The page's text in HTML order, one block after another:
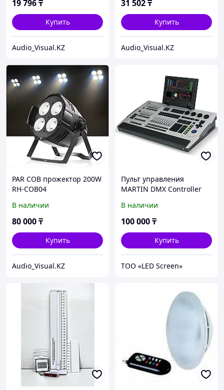
19 796₸
Купить
Audio_Visual.KZ
31 502₸
Купить
Audio_Visual.KZ
PAR COB прожектор 200W
RH-COB04
сценический LED
прожектор для
мероприятий
В наличии
80 000₸
Купить
Audio_Visual.KZ
Пульт управления
MARTIN DMX Controller
В наличии
100 000₸
Купить
ТОО «LED Screen»